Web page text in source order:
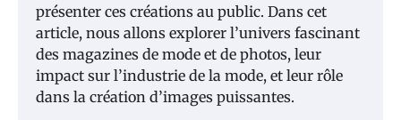
présenter ces créations au public. Dans cet
article, nous allons explorer l’univers fascinant
des magazines de mode et de photos, leur
impact sur l’industrie de la mode, et leur rôle
dans la création d’images puissantes.